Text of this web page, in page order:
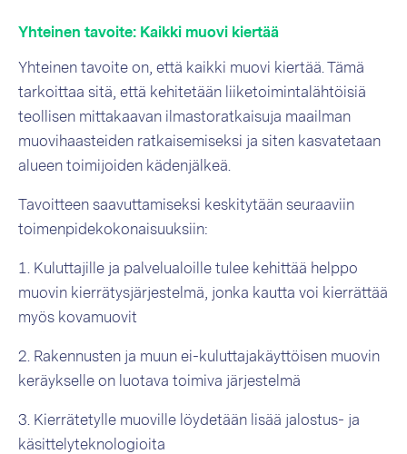
Yhteinen tavoite: Kaikki muovi kiertää
Yhteinen tavoite on, että kaikki muovi kiertää. Tämä
tarkoittaa sitä, että kehitetään liiketoimintalähtöisiä
teollisen mittakaavan ilmastoratkaisuja maailman
muovihaasteiden ratkaisemiseksi ja siten kasvatetaan
alueen toimijoiden kädenjälkeä.
Tavoitteen saavuttamiseksi keskitytään seuraaviin
toimenpidekokonaisuuksiin:
1. Kuluttajille ja palvelualoille tulee kehittää helppo
muovin kierrätysjärjestelmä, jonka kautta voi kierrättää
myös kovamuovit
2. Rakennusten ja muun ei-kuluttajakäyttöisen muovin
keräykselle on luotava toimiva järjestelmä
3. Kierrätetylle muoville löydetään lisää jalostus- ja
käsittelyteknologioita